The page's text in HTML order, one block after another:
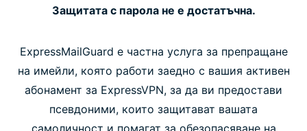
Защитата с парола не е достатъчна.
ExpressMailGuard е частна услуга за препращане
на имейли, която работи заедно с вашия активен
абонамент за ExpressVPN, за да ви предостави
псевдоними, които защитават вашата